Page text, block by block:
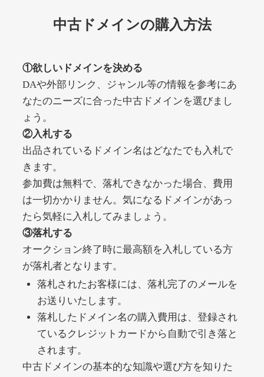
詳細を見る
10,800円 入札 0件
debtconsolidationorg.info
ジャンル
DA49 外部リンク数389 ドメイン年齢1年
10,800円 入札 0件
詳細を見る
portalvidalivre.com
ジャンル その他
DA47 外部リンク数2202 ドメイン年齢 5年
10,800円 入札 0件
中古ドメインの購入方法
①欲しいドメインを決める
DAや外部リンク、ジャンル等の情報を参考にあ
なたのニーズに合った中古ドメインを選びまし
ょう。
②入札する
出品されているドメイン名はどなたでも入札で
きます。
参加費は無料で、落札できなかった場合、費用
は一切かかりません。気になるドメインがあっ
たら気軽に入札してみましょう。
③落札する
オークション終了時に最高額を入札している方
が落札者となります。
落札されたお客様には、落札完了のメールを
お送りいたします。
落札したドメイン名の購入費用は、登録され
ているクレジットカードから自動で引き落と
されます。
中古ドメインの基本的な知識や選び方を知りた